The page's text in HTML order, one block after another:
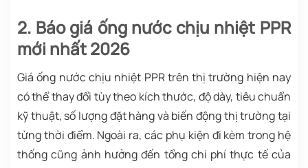
2. Báo giá ống nước chịu nhiệt PPR
mới nhất 2026
Giá ống nước chịu nhiệt PPR trên thị trường hiện nay
có thể thay đổi tùy theo kích thước, độ dày, tiêu chuẩn
kỹ thuật, số lượng đặt hàng và biến động thị trường tại
từng thời điểm. Ngoài ra, các phụ kiện đi kèm trong hệ
thống cũng ảnh hưởng đến tổng chi phí thực tế của